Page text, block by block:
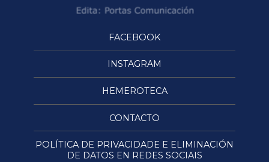
FACEBOOK
INSTAGRAM
HEMEROTECA
CONTACTO
POLÍTICA DE PRIVACIDADE E ELIMINACIÓN
DE DATOS EN REDES SOCIAIS